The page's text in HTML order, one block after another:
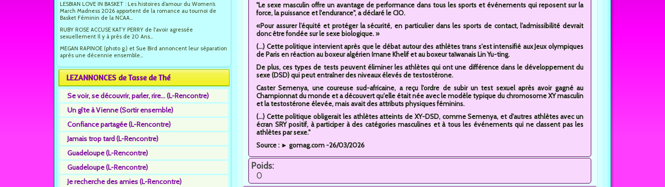
LESBIAN LOVE IN BASKET : Les histoires d’amour du Women’s
March Madness 2026 apportent de la romance au tournoi de
Basket Féminin de la NCAA...
RUBY ROSE ACCUSE KATY PERRY de l'avoir agressée
sexuellement Il y à près de 20 Ans...
MEGAN RAPINOE (photo g.) et Sue Bird annoncent leur séparation
après une décennie ensemble...
LEZANNONCES de Tasse de Thé
Se voir, se découvrir, parler, rire... (L-Rencontre)
Un gîte à Vienne (Sortir ensemble)
Confiance partagée (L-Rencontre)
Jamais trop tard (L-Rencontre)
Guadeloupe (L-Rencontre)
Guadeloupe (L-Rencontre)
Je recherche des amies (L-Rencontre)
"Le sexe masculin offre un avantage de performance dans tous les sports et événements qui reposent sur la
force, la puissance et l'endurance", a déclaré le CIO.
«Pour assurer l’équité et protéger la sécurité, en particulier dans les sports de contact, l’admissibilité devrait
donc être fondée sur le sexe biologique. »
(...) Cette politique intervient après que le débat autour des athlètes trans s'est intensifié aux Jeux olympiques
de Paris en réaction au boxeur algérien Imane Khelif et au boxeur taïwanais Lin Yu-ting.
De plus, ces types de tests peuvent éliminer les athlètes qui ont une différence dans le développement du
sexe (DSD) qui peut entraîner des niveaux élevés de testostérone.
Caster Semenya, une coureuse sud-africaine, a reçu l'ordre de subir un test sexuel après avoir gagné au
Championnat du monde et a découvert qu'elle était née avec le modèle typique du chromosome XY masculin
et la testostérone élevée, mais avait des attributs physiques féminins.
(...) Cette politique obligerait les athlètes atteints de XY-DSD, comme Semenya, et d'autres athlètes avec un
écran SRY positif, à participer à des catégories masculines et à tous les événements qui ne classent pas les
athlètes par sexe."
Source : ► gomag.com -26/03/2026
Poids:
0